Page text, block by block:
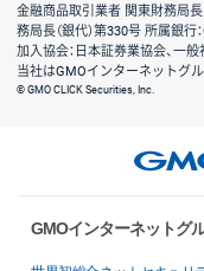
金融商品取引業者 関東財務局長
務局長（銀代）第330号 所属銀
加入協会：日本証券業協会、一
当社はGMOインターネットグル
© GMO CLICK Securities, Inc.
GMOインターネットグ